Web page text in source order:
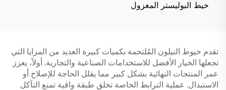
خيط البوليستر المغزول
تقدم خيوط النيلون المُلتحمة بكميات كبيرة العديد من المزايا التي
تجعلها الخيار الأفضل للاستخدامات الصناعية والتجارية. أولاً، يعزز
عمر المنتجات النهائية بشكل كبير مما يقلل الحاجة للإصلاح أو
الاستبدال. عملية الترابط الخاصة تخلق طبقة واقية تمنع التآكل